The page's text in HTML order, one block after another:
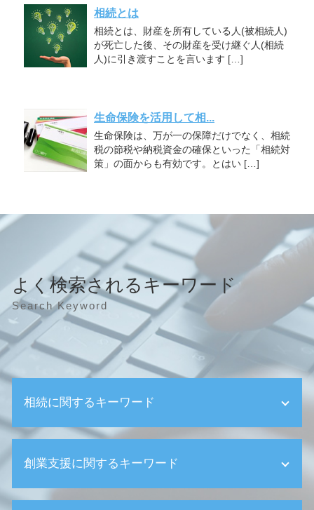
相続とは
相続とは、財産を所有している人(被相続人)
が死亡した後、その財産を受け継ぐ人(相続
人)に引き渡すことを言います […]
生命保険を活用して相...
生命保険は、万が一の保障だけでなく、相続
税の節税や納税資金の確保といった「相続対
策」の面からも有効です。とはい […]
よく検索されるキーワード
Search Keyword
相続に関するキーワード
遺産相続 税金 確定申告
相続 家 売却
創業支援に関するキーワード